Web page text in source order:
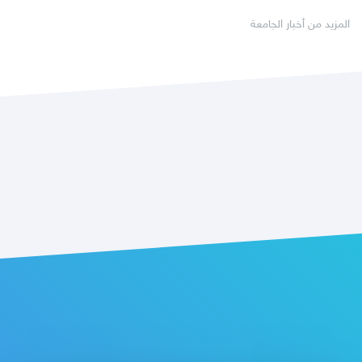
المزيد من أخبار الجامعة